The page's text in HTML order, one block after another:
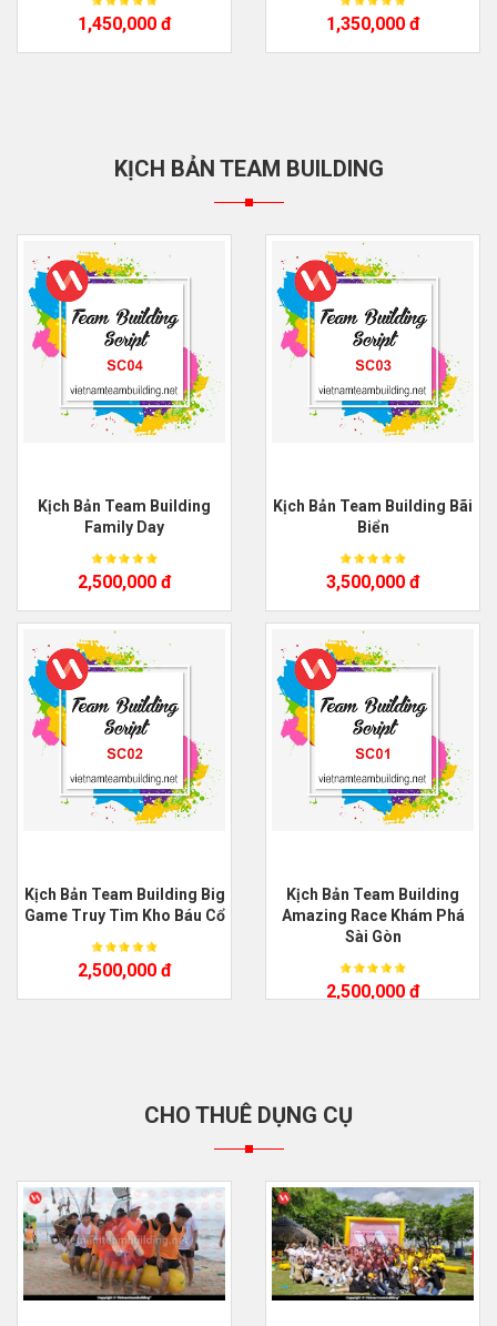
1,450,000 đ 1,350,000 đ
KỊCH BẢN TEAM BUILDING
Kịch Bản Team Building
Family Day
2,500,000 đ
Kịch Bản Team Building Bãi
Biển
3,500,000 đ
Kịch Bản Team Building Big
Game Truy Tìm Kho Báu Cổ
2,500,000 đ
Kịch Bản Team Building
Amazing Race Khám Phá
Sài Gòn
2,500,000 đ
CHO THUÊ DỤNG CỤ